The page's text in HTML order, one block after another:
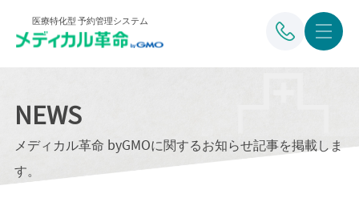
医療特化型 予約管理システム
NEWS
メディカル革命 byGMOに関するお知らせ記事を掲載しま
す。